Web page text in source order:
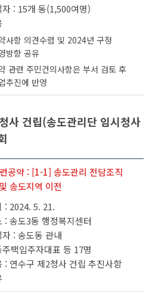
자 : 15개 동(1,500여명)
사항 의견수렴 및 2024년 구정
방향 공유
관련 주민건의사항은 부서 검토 후
추진에 반영
사 건립(송도관리단 임시청사
공약 : [1-1] 송도관리 전담조직
송도지역 이전
: 2024. 5. 21.
: 송도3동 행정복지센터
자 : 송도동 관내
주택입주자대표 등 17명
: 연수구 제2청사 건립 추진사항